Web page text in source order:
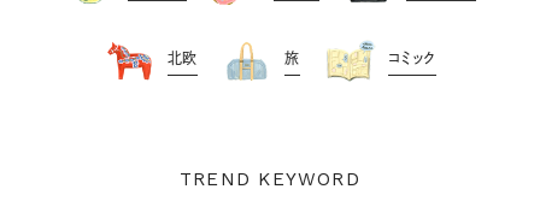
北欧 旅 コミック
TREND KEYWORD